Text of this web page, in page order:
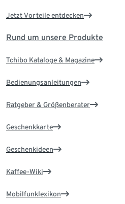
Jetzt Vorteile entdecken
Rund um unsere Produkte
Tchibo Kataloge & Magazine
Bedienungsanleitungen
Ratgeber & Größenberater
Geschenkkarte
Geschenkideen
Kaffee-Wiki
Mobilfunklexikon